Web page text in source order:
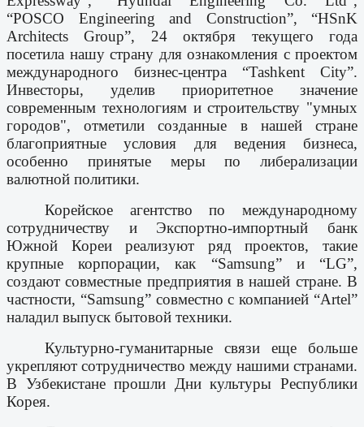
“POSCO Engineering and Construction”, “HSnK
Architects Group”, 24 октября текущего года
посетила нашу страну для ознакомления с проектом
международного бизнес-центра “Tashkent City”.
Инвесторы, уделив приоритетное значение
современным технологиям и строительству "умных
городов", отметили созданные в нашей стране
благоприятные условия для ведения бизнеса,
особенно принятые меры по либерализации
валютной политики.
Корейское агентство по международному
сотрудничеству и Экспортно-импортный банк
Южной Кореи реализуют ряд проектов, такие
крупные корпорации, как “Samsung” и “LG”,
создают совместные предприятия в нашей стране. В
частности, “Samsung” совместно с компанией “Artel”
наладил выпуск бытовой техники.
Культурно-гуманитарные связи еще больше
укрепляют сотрудничество между нашими странами.
В Узбекистане прошли Дни культуры Республики
Корея.